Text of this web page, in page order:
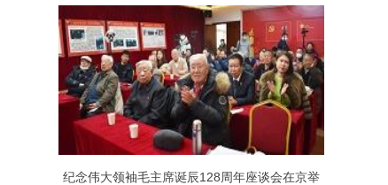
纪念伟大领袖毛主席诞辰128周年座谈会在京举